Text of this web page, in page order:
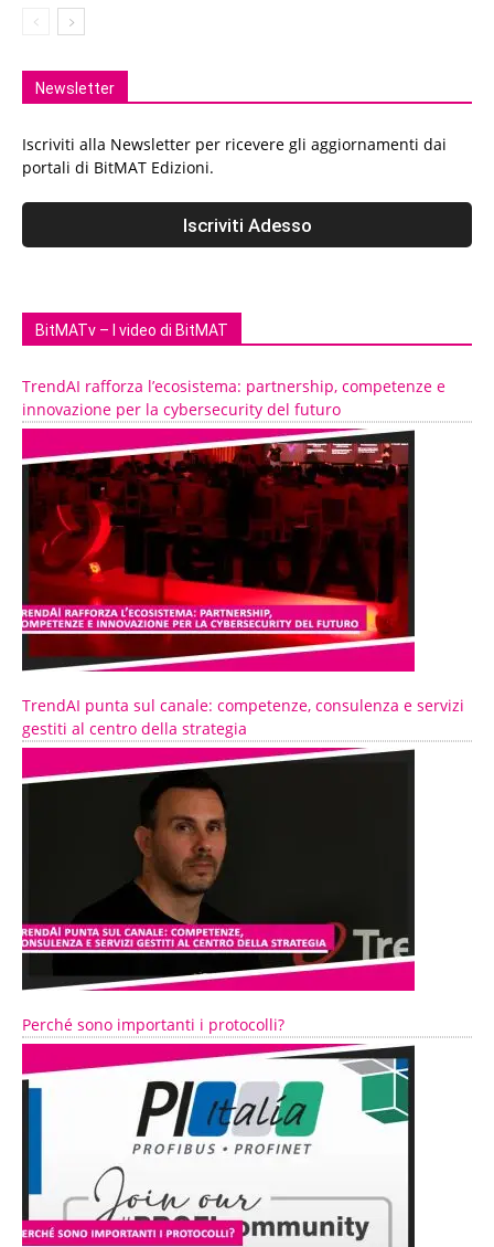
Newsletter
Iscriviti alla Newsletter per ricevere gli aggiornamenti dai
portali di BitMAT Edizioni.
BitMATv – I video di BitMAT
TrendAI rafforza l’ecosistema: partnership, competenze e
innovazione per la cybersecurity del futuro
TrendAI punta sul canale: competenze, consulenza e servizi
gestiti al centro della strategia
Perché sono importanti i protocolli?